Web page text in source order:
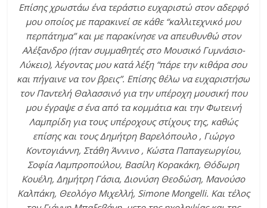
Επίσης χρωστάω ένα τεράστιο ευχαριστώ στον αδερφό
μου οποίος με παρακινεί σε κάθε “καλλιτεχνικό μου
περπάτημα” και με παρακίνησε να απευθυνθώ στον
Αλέξανδρο (ήταν συμμαθητές στο Μουσικό Γυμνάσιο-
Λύκειο), λέγοντας μου κατά λέξη “πάρε την κιθάρα σου
και πήγαινε να τον βρεις”. Επίσης θέλω να ευχαριστήσω
τον Παντελή Θαλασσινό για την υπέροχη μουσική που
μου έγραψε σ ένα από τα κομμάτια και την Φωτεινή
Λαμπρίδη για τους υπέροχους στίχους της, καθώς
επίσης και τους Δημήτρη Βαρελόπουλο , Γιώργο
Κοντογιάννη, Στάθη Άννινο , Κώστα Παπαγεωργίου,
Σοφία Λαμπροπούλου, Βασίλη Κορακάκη, Θόδωρη
Κουέλη, Δημήτρη Γάσια, Διονύση Θεοδώση, Μανούσο
Καλπάκη, Θεολόγο Μιχελλή, Simone Mongelli. Και τέλος